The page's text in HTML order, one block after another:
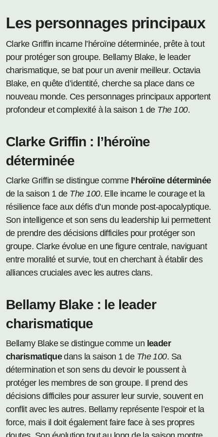
Les personnages principaux
Clarke Griffin incarne l’héroïne déterminée, prête à tout
pour protéger son groupe. Bellamy Blake, le leader
charismatique, se bat pour un avenir meilleur. Octavia
Blake, en quête d’identité, cherche sa place dans ce
nouveau monde. Ces personnages principaux apportent
profondeur et complexité à la saison 1 de The 100.
Clarke Griffin : l’héroïne
déterminée
Clarke Griffin se distingue comme l’héroïne déterminée
de la saison 1 de The 100. Elle incarne le courage et la
résilience face aux défis d’un monde post-apocalyptique.
Son intelligence et son sens du leadership lui permettent
de prendre des décisions difficiles pour protéger son
groupe. Clarke évolue en une figure centrale, naviguant
entre moralité et survie, tout en cherchant à établir des
alliances cruciales avec les autres clans.
Bellamy Blake : le leader
charismatique
Bellamy Blake se distingue comme un leader
charismatiquedans la saison 1 de The 100. Sa
détermination et son sens du devoir le poussent à
protéger les membres de son groupe. Il prend des
décisions difficiles pour assurer leur survie, souvent en
conflit avec les autres. Bellamy représente l’espoir et la
force, mais il doit également faire face à ses propres